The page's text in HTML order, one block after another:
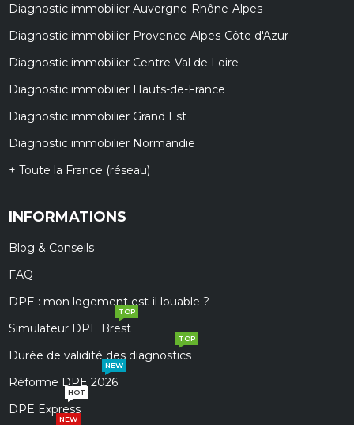
Diagnostic immobilier Auvergne-Rhône-Alpes
Diagnostic immobilier Provence-Alpes-Côte d'Azur
Diagnostic immobilier Centre-Val de Loire
Diagnostic immobilier Hauts-de-France
Diagnostic immobilier Grand Est
Diagnostic immobilier Normandie
+ Toute la France (réseau)
INFORMATIONS
Blog & Conseils
FAQ
DPE : mon logement est-il louable ?
Simulateur DPE Brest
TOP
Durée de validité des diagnostics
TOP
Réforme DPE 2026
NEW
DPE Express
HOT
NEW